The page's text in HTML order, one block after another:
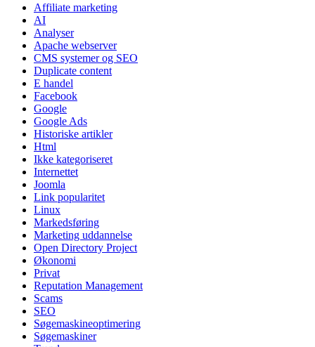
Affiliate marketing
AI
Analyser
Apache webserver
CMS systemer og SEO
Duplicate content
E handel
Facebook
Google
Google Ads
Historiske artikler
Html
Ikke kategoriseret
Internettet
Joomla
Link popularitet
Linux
Markedsføring
Marketing uddannelse
Open Directory Project
Økonomi
Privat
Reputation Management
Scams
SEO
Søgemaskineoptimering
Søgemaskiner